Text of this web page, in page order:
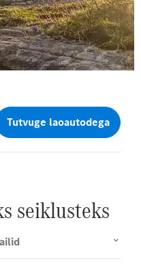
Tutvuge laoautodega
seiklusteks